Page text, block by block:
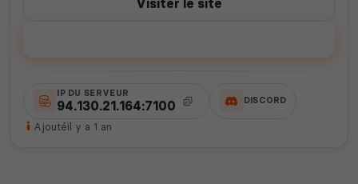
IP DU SERVEUR
94.130.21.164:7100 DISCORD
Ajoutéil y a 1 an